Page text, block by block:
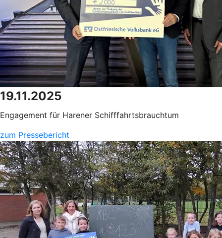
19.11.2025
Engagement für Harener Schifffahrtsbrauchtum
zum Pressebericht